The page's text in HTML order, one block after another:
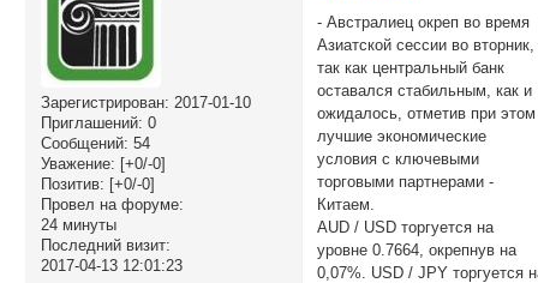
Зарегистрирован: 2017-01-10
Приглашений: 0
Сообщений: 54
Уважение: [+0/-0]
Позитив: [+0/-0]
Провел на форуме:
24 минуты
Последний визит:
2017-04-13 12:01:23
- Австралиец окреп во время
Азиатской сессии во вторник,
так как центральный банк
оставался стабильным, как и
ожидалось, отметив при этом
лучшие экономические
условия с ключевыми
торговыми партнерами -
Китаем.
AUD / USD торгуется на
уровне 0.7664, окрепнув на
0,07%. USD / JPY торгуется